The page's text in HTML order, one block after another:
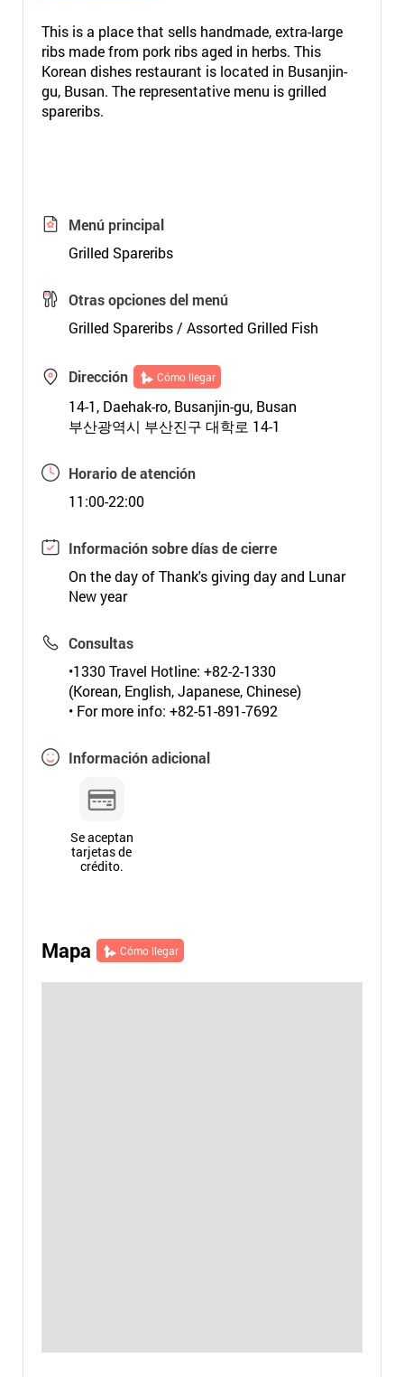
This is a place that sells handmade, extra-large
ribs made from pork ribs aged in herbs. This
Korean dishes restaurant is located in Busanjin-
gu, Busan. The representative menu is grilled
spareribs.
Menú principal
Grilled Spareribs
Otras opciones del menú
Grilled Spareribs / Assorted Grilled Fish
Dirección Cómo llegar
14-1, Daehak-ro, Busanjin-gu, Busan
부산광역시 부산진구 대학로 14-1
Horario de atención
11:00-22:00
Información sobre días de cierre
On the day of Thank's giving day and Lunar
New year
Consultas
•1330 Travel Hotline: +82-2-1330
(Korean, English, Japanese, Chinese)
• For more info: +82-51-891-7692
Información adicional
Se aceptan
tarjetas de
crédito.
Mapa Cómo llegar